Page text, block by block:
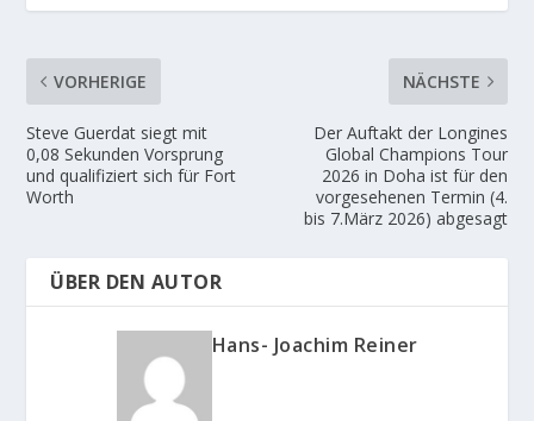
VORHERIGE
Steve Guerdat siegt mit
0,08 Sekunden Vorsprung
und qualifiziert sich für Fort
Worth
NÄCHSTE
Der Auftakt der Longines
Global Champions Tour
2026 in Doha ist für den
vorgesehenen Termin (4.
bis 7.März 2026) abgesagt
ÜBER DEN AUTOR
Hans- Joachim Reiner